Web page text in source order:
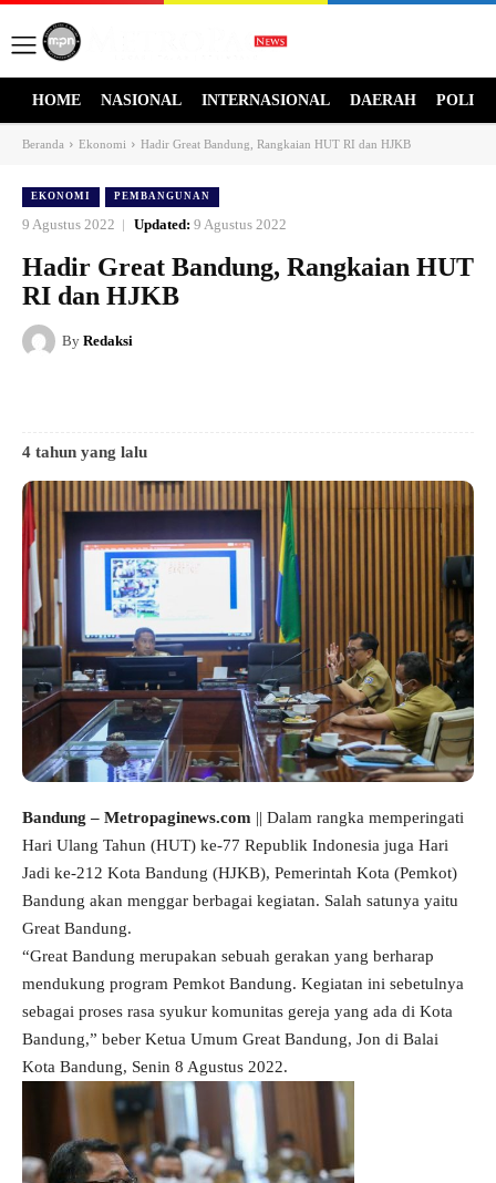
HOME NASIONAL INTERNASIONAL DAERAH
Beranda Ekonomi Hadir Great Bandung, Rangkaian HUT RI dan HJKB
EKONOMI PEMBANGUNAN
9 Agustus 2022 Updated: 9 Agustus 2022
Hadir Great Bandung, Rangkaian HUT
RI dan HJKB
By Redaksi
4 tahun yang lalu
Bandung – Metropaginews.com || Dalam rangka memperingati
Hari Ulang Tahun (HUT) ke-77 Republik Indonesia juga Hari
Jadi ke-212 Kota Bandung (HJKB), Pemerintah Kota (Pemkot)
Bandung akan menggar berbagai kegiatan. Salah satunya yaitu
Great Bandung.
“Great Bandung merupakan sebuah gerakan yang berharap
mendukung program Pemkot Bandung. Kegiatan ini sebetulnya
sebagai proses rasa syukur komunitas gereja yang ada di Kota
Bandung,” beber Ketua Umum Great Bandung, Jon di Balai
Kota Bandung, Senin 8 Agustus 2022.